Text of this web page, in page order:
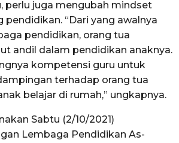
perlu juga mengubah mindset
“Dari yang awalnya
pendidikan, orang tua
andil dalam pendidikan anaknya.
kompetensi guru untuk
terhadap orang tua
belajar di rumah,” ungkapnya.
Sabtu (2/10/2021)
Lembaga Pendidikan As-